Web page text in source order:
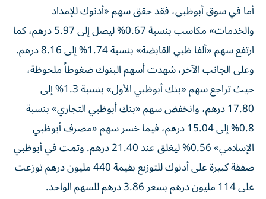
أما في سوق أبوظبي، فقد حقق سهم «أدنوك للإمداد
والخدمات» مكاسب بنسبة 0.67% ليصل إلى 5.97 درهم، كما
ارتفع سهم «ألفا ظبي القابضة» بنسبة 1.74% إلى 8.16 درهم.
وعلى الجانب الآخر، شهدت أسهم البنوك ضغوطاً ملحوظة،
حيث تراجع سهم «بنك أبوظبي الأول» بنسبة 1.3% إلى
17.80 درهم، وانخفض سهم «بنك أبوظبي التجاري» بنسبة
0.8% إلى 15.04 درهم، فيما خسر سهم «مصرف أبوظبي
الإسلامي» 0.56% ليغلق عند 21.40 درهم. وتمت في أبوظبي
صفقة كبيرة على أدنوك للتوزيع بقيمة 440 مليون درهم توزعت
على 114 مليون درهم بسعر 3.86 درهم للسهم الواحد.